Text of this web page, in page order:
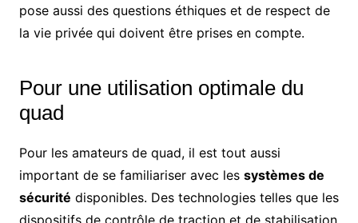
pose aussi des questions éthiques et de respect de
la vie privée qui doivent être prises en compte.
Pour une utilisation optimale du
quad
Pour les amateurs de quad, il est tout aussi
important de se familiariser avec les systèmes de
sécurité disponibles. Des technologies telles que les